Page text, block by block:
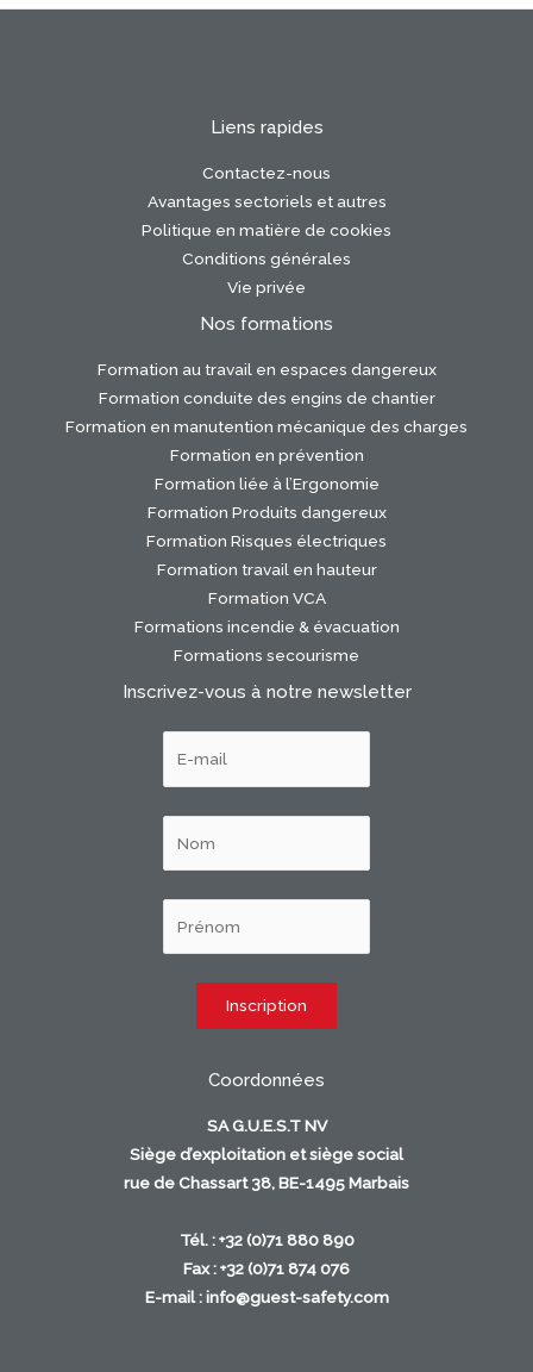
Liens rapides
Contactez-nous
Avantages sectoriels et autres
Politique en matière de cookies
Conditions générales
Vie privée
Nos formations
Formation au travail en espaces dangereux
Formation conduite des engins de chantier
Formation en manutention mécanique des charges
Formation en prévention
Formation liée à l’Ergonomie
Formation Produits dangereux
Formation Risques électriques
Formation travail en hauteur
Formation VCA
Formations incendie & évacuation
Formations secourisme
Inscrivez-vous à notre newsletter
Coordonnées
SA G.U.E.S.T NV
Siège d’exploitation et siège social
rue de Chassart 38, BE-1495 Marbais
Tél. : +32 (0)71 880 890
Fax : +32 (0)71 874 076
E-mail :info@guest-safety.com